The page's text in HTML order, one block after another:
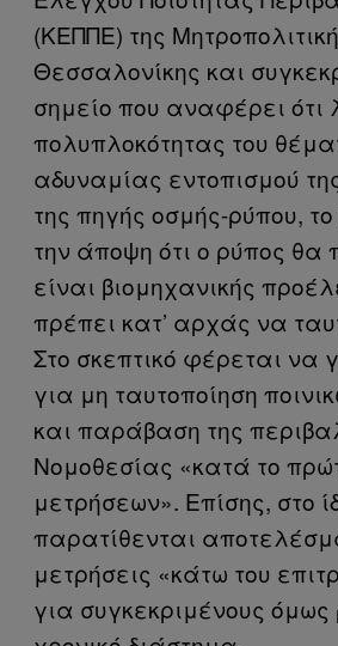
(ΚΕΠΠΕ) της
Θεσσαλονίκης και
σημείο που αναφέρει ότι
πολυπλοκότητας του
αδυναμίας εντοπισμού
της πηγής οσμής-ρύπου,
την άποψη ότι ο ρύπος θα
είναι βιομηχανικής
πρέπει κατ’ αρχάς να
Στο σκεπτικό φέρεται να
για μη ταυτοποίηση
και παράβαση της
Νομοθεσίας «κατά το
μετρήσεων». Επίσης, στο
παρατίθενται
μετρήσεις «κάτω του
για συγκεκριμένους όμως